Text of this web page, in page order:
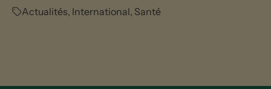
Actualités, International, Santé